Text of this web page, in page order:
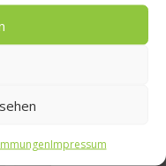
Impressum